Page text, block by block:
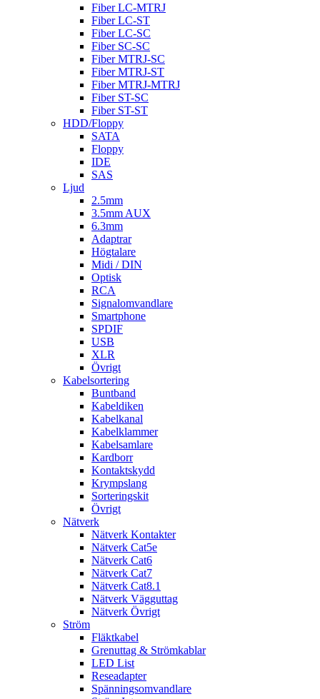
Fiber LC-MTRJ
Fiber LC-ST
Fiber LC-SC
Fiber SC-SC
Fiber MTRJ-SC
Fiber MTRJ-ST
Fiber MTRJ-MTRJ
Fiber ST-SC
Fiber ST-ST
HDD/Floppy
SATA
Floppy
IDE
SAS
Ljud
2.5mm
3.5mm AUX
6.3mm
Adaptrar
Högtalare
Midi / DIN
Optisk
RCA
Signalomvandlare
Smartphone
SPDIF
USB
XLR
Övrigt
Kabelsortering
Buntband
Kabeldiken
Kabelkanal
Kabelklammer
Kabelsamlare
Kardborr
Kontaktskydd
Krympslang
Sorteringskit
Övrigt
Nätverk
Nätverk Kontakter
Nätverk Cat5e
Nätverk Cat6
Nätverk Cat7
Nätverk Cat8.1
Nätverk Vägguttag
Nätverk Övrigt
Ström
Fläktkabel
Grenuttag & Strömkablar
LED List
Reseadapter
Spänningsomvandlare